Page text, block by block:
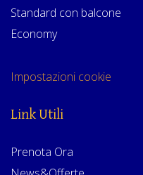
Standard con balcone
Economy
Impostazioni cookie
Link Utili
Prenota Ora